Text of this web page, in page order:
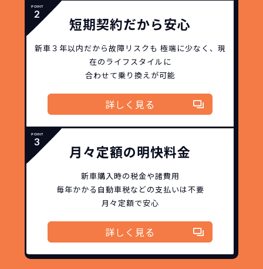
短期契約だから安心
新車３年以内だから故障リスクも 極端に少なく、 現
在のライフスタイルに
合わせて乗り換えが可能
詳しく見る
月々定額の明快料金
新車購入時の税金や諸費用
毎年かかる自動車税などの支払いは不要
月々定額で安心
詳しく見る
価設定」を実現しました。
また特定の車両に絞ることによりこの価
お車を返却いただく
必要があるため
通常のカーリースの場合、そのまま継続
して乗るか、購入するかなどを選べます。
しかし、NORIDOKIの場合は、車両を必
ず返却していただくことを前提とするこ
とで「超低価格」を実現しています。
契約リスクが少ない
ライフスタイルに合わせたお車の選択が
えるなど。その時その時の状況に合わせ
た車を選べるっていいとおもいません
か？
新型の新車に定期的に乗換
継続的にかかる費用が
コミコミ
維持にかかる、毎年の｢自動車税｣はコミ
コミ。3年契約なので通常車検時にかかる
｢自動車重量税｣、｢自賠責保険料｣「整備
料」などが不要となります。